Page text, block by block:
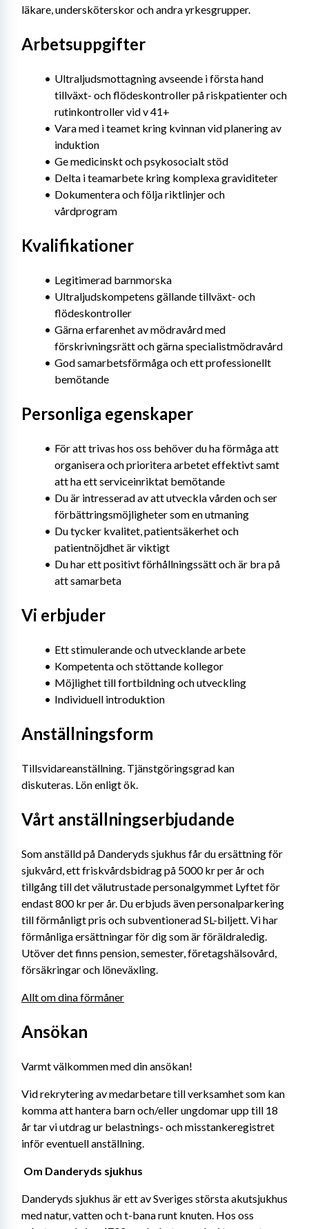
läkare, undersköterskor och andra yrkesgrupper.
Arbetsuppgifter
Ultraljudsmottagning avseende i första hand
tillväxt- och flödeskontroller på riskpatienter och
rutinkontroller vid v 41+
Vara med i teamet kring kvinnan vid planering av
induktion
Ge medicinskt och psykosocialt stöd
Delta i teamarbete kring komplexa graviditeter
Dokumentera och följa riktlinjer och
vårdprogram
Kvalifikationer
Legitimerad barnmorska
Ultraljudskompetens gällande tillväxt- och
flödeskontroller
Gärna erfarenhet av mödravård med
förskrivningsrätt och gärna specialistmödravård
God samarbetsförmåga och ett professionellt
bemötande
Personliga egenskaper
För att trivas hos oss behöver du ha förmåga att
organisera och prioritera arbetet effektivt samt
att ha ett serviceinriktat bemötande
Du är intresserad av att utveckla vården och ser
förbättringsmöjligheter som en utmaning
Du tycker kvalitet, patientsäkerhet och
patientnöjdhet är viktigt
Du har ett positivt förhållningssätt och är bra på
att samarbeta
Vi erbjuder
Ett stimulerande och utvecklande arbete
Kompetenta och stöttande kollegor
Möjlighet till fortbildning och utveckling
Individuell introduktion
Anställningsform
Tillsvidareanställning. Tjänstgöringsgrad kan
diskuteras. Lön enligt ök.
Vårt anställningserbjudande
Som anställd på Danderyds sjukhus får du ersättning för
sjukvård, ett friskvårdsbidrag på 5000 kr per år och
tillgång till det välutrustade personalgymmet Lyftet för
endast 800 kr per år. Du erbjuds även personalparkering
till förmånligt pris och subventionerad SL-biljett. Vi har
förmånliga ersättningar för dig som är föräldraledig.
Utöver det finns pension, semester, företagshälsovård,
försäkringar och löneväxling.
Allt om dina förmåner
Ansökan
Varmt välkommen med din ansökan!
Vid rekrytering av medarbetare till verksamhet som kan
komma att hantera barn och/eller ungdomar upp till 18
år tar vi utdrag ur belastnings- och misstankeregistret
inför eventuell anställning.
Om Danderyds sjukhus
Danderyds sjukhus är ett av Sveriges största akutsjukhus
med natur, vatten och t-bana runt knuten. Hos oss